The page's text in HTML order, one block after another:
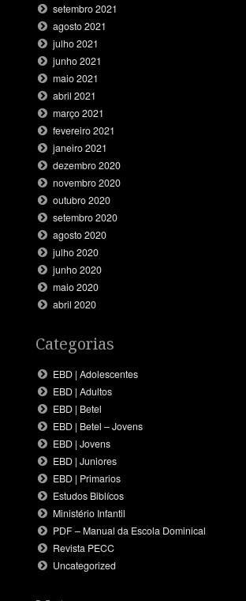
setembro 2021
agosto 2021
julho 2021
junho 2021
maio 2021
abril 2021
março 2021
fevereiro 2021
janeiro 2021
dezembro 2020
novembro 2020
outubro 2020
setembro 2020
agosto 2020
julho 2020
junho 2020
maio 2020
abril 2020
Categorias
EBD | Adolescentes
EBD | Adultos
EBD | Betel
EBD | Betel – Jovens
EBD | Jovens
EBD | Juniores
EBD | Primarios
Estudos Biblícos
Ministério Infantil
PDF – Manual da Escola Dominical
Revista PECC
Uncategorized